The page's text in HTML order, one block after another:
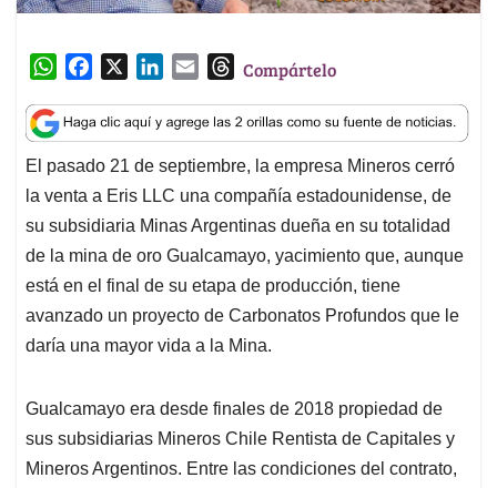
W
a
t
s
A
p
p
c
e
b
o
o
k
n
k
e
d
I
n
a
i
l
T
r
e
a
d
s
Compártelo
El pasado 21 de septiembre, la empresa Mineros cerró
la venta a Eris LLC una compañía estadounidense, de
su subsidiaria Minas Argentinas dueña en su totalidad
de la mina de oro Gualcamayo, yacimiento que, aunque
está en el final de su etapa de producción, tiene
avanzado un proyecto de Carbonatos Profundos que le
daría una mayor vida a la Mina.
Gualcamayo era desde finales de 2018 propiedad de
sus subsidiarias Mineros Chile Rentista de Capitales y
Mineros Argentinos. Entre las condiciones del contrato,